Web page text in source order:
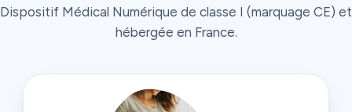
Dispositif Médical Numérique de classe I (marquage CE) et
hébergée en France.